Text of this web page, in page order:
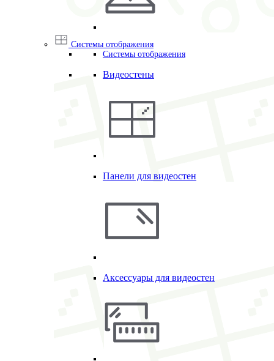
Системы отображения
Системы отображения
Видеостены
Панели для видеостен
Аксессуары для видеостен